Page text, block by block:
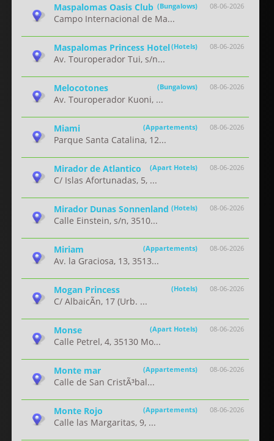
08-06-2026
Maspalomas Oasis Club (Bungalows)
Campo Internacional de Ma...
08-06-2026
Maspalomas Princess Hotel(Hotels)
Av. Touroperador Tui, s/n...
08-06-2026
Melocotones (Bungalows)
Av. Touroperador Kuoni, ...
08-06-2026
Miami (Appartements)
Parque Santa Catalina, 12...
08-06-2026
Mirador de Atlantico (Apart Hotels)
C/ Islas Afortunadas, 5, ...
08-06-2026
Mirador Dunas Sonnenland (Hotels)
Calle Einstein, s/n, 3510...
08-06-2026
Miriam (Appartements)
Av. la Graciosa, 13, 3513...
08-06-2026
Mogan Princess (Hotels)
C/ AlbaicÃ­n, 17 (Urb. ...
08-06-2026
Monse (Apart Hotels)
Calle Petrel, 4, 35130 Mo...
08-06-2026
Monte mar (Appartements)
Calle de San CristÃ³bal...
08-06-2026
Monte Rojo (Appartements)
Calle las Margaritas, 9, ...